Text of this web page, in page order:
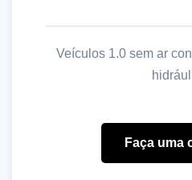
Veículos 1.0 sem ar
Faça uma